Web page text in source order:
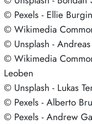
© Pexels - Ellie Burgin
© Wikimedia
© Unsplash -
© Wikimedia
Leoben
© Unsplash - Lukas
© Pexels - Alberto
© Pexels - Andrew